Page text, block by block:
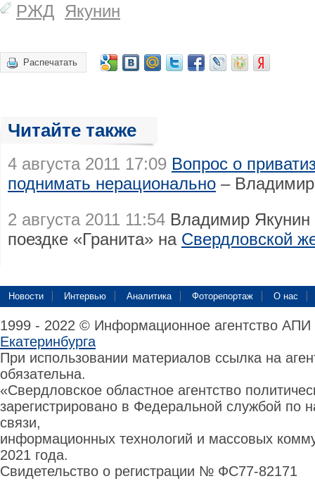
РЖД Якунин
Распечатать
Читайте также
4 августа 2011 17:09 Вопрос о
поднимать нерационально –
2 августа 2011 11:54 Владимир Якунин
поездке «Гранита» на Свердловской
Новости Интервью Аналитика Фоторепортаж О нас
1999 - 2022 © Информационное агентство
Екатеринбурга
При использовании материалов ссылка на
обязательна.
«Свердловское областное агентство
зарегистрировано в Федеральной службой по
связи,
информационных технологий и массовых
2021 года.
Свидетельство о регистрации № ФС77-82171